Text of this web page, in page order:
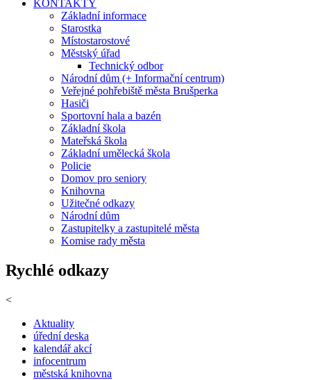
KONTAKTY
Základní informace
Starostka
Místostarostové
Městský úřad
Technický odbor
Národní dům (+ Informační centrum)
Veřejné pohřebiště města Brušperka
Hasiči
Sportovní hala a bazén
Základní škola
Mateřská škola
Základní umělecká škola
Policie
Domov pro seniory
Knihovna
Užitečné odkazy
Národní dům
Zastupitelky a zastupitelé města
Komise rady města
Rychlé odkazy
<
Aktuality
úřední deska
kalendář akcí
infocentrum
městská knihovna